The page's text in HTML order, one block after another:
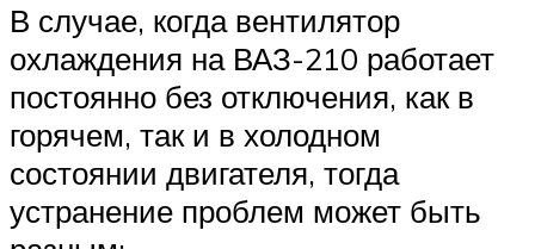
В случае, когда вентилятор
охлаждения на ВАЗ-210 работает
постоянно без отключения, как в
горячем, так и в холодном
состоянии двигателя, тогда
устранение проблем может быть